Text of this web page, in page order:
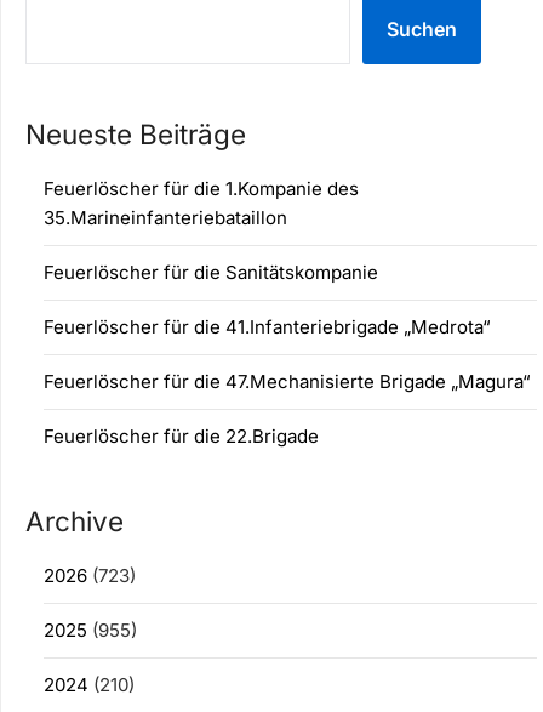
Suchen
Neueste Beiträge
Feuerlöscher für die 1.Kompanie des
35.Marineinfanteriebataillon
Feuerlöscher für die Sanitätskompanie
Feuerlöscher für die 41.Infanteriebrigade „Medrota“
Feuerlöscher für die 47.Mechanisierte Brigade „Magura“
Feuerlöscher für die 22.Brigade
Archive
2026 (723)
2025 (955)
2024 (210)